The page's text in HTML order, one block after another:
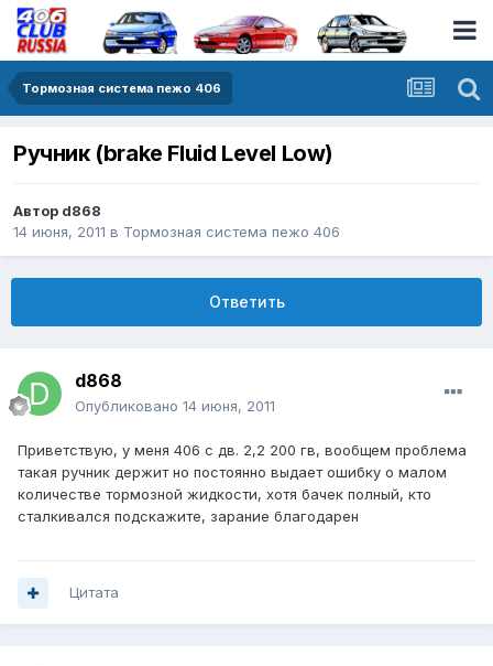
Тормозная система пежо 406
Ручник (brake Fluid Level Low)
Автор d868
14 июня, 2011 в Тормозная система пежо 406
Ответить
d868
Опубликовано 14 июня, 2011
Приветствую, у меня 406 с дв. 2,2 200 гв, вообщем проблема
такая ручник держит но постоянно выдает ошибку о малом
количестве тормозной жидкости, хотя бачек полный, кто
сталкивался подскажите, зарание благодарен
Цитата